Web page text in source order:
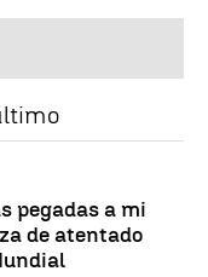
pegadas a mi
de atentado